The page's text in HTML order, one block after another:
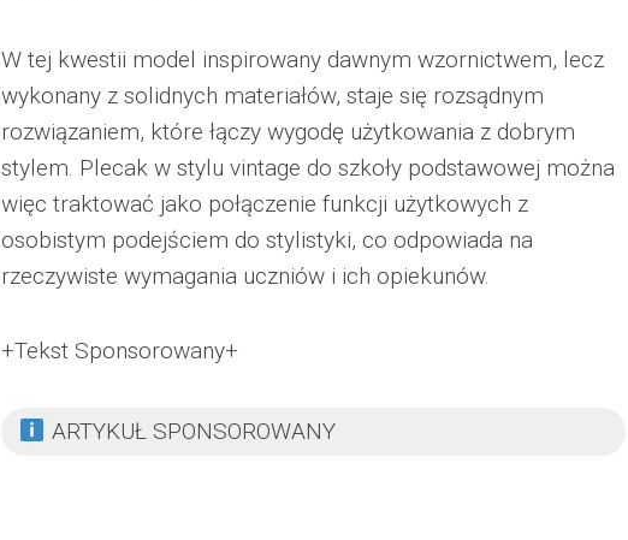
W tej kwestii model inspirowany dawnym wzornictwem, lecz
wykonany z solidnych materiałów, staje się rozsądnym
rozwiązaniem, które łączy wygodę użytkowania z dobrym
stylem. Plecak w stylu vintage do szkoły podstawowej można
więc traktować jako połączenie funkcji użytkowych z
osobistym podejściem do stylistyki, co odpowiada na
rzeczywiste wymagania uczniów i ich opiekunów.
+Tekst Sponsorowany+
ARTYKUŁ SPONSOROWANY